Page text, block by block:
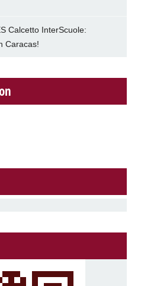
Calcetto InterScuole:
Caracas!